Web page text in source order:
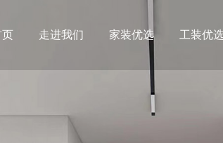
页 走进我们 家装优选 工装优